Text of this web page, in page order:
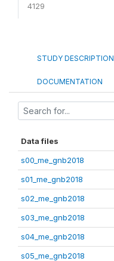
4129
STUDY DESCRIPTION
DOCUMENTATION
Data files
s00_me_gnb2018
s01_me_gnb2018
s02_me_gnb2018
s03_me_gnb2018
s04_me_gnb2018
s05_me_gnb2018